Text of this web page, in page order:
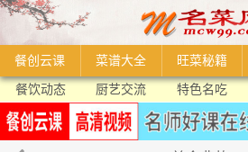
餐创云课 菜谱大全 旺菜秘籍
餐饮动态
厨艺交流 特色名吃